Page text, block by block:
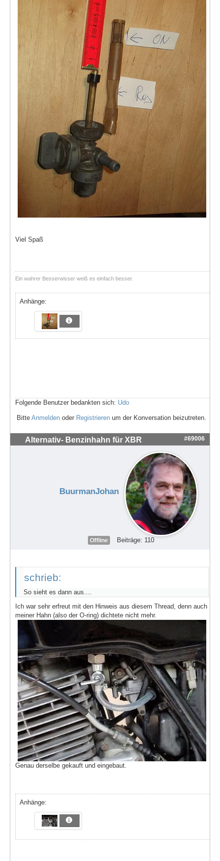
Viel Spaß
Ein wahrer Besserwisser weiß es einfach besser.
Anhänge:
Folgende Benutzer bedankten sich: Udo
Bitte Anmelden oder Registrieren um der Konversation beizutreten.
Alternativ- Benzinhahn für XBR #69006
BuurmanJohan
Offline Beiträge: 110
schrieb:
So sieht es dann aus....
Ich war sehr erfreut mit den Hinweis aus diesem Thread, denn auch
meiner Hahn (also der O-ring) dichtete nicht mehr.
Genau derselbe gekauft und eingebaut.
Anhänge: